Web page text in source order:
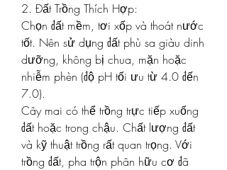
2. Đất Trồng Thích Hợp:
Chọn đất mềm, tơi xốp và thoát nước
tốt. Nên sử dụng đất phù sa giàu dinh
dưỡng, không bị chua, mặn hoặc
nhiễm phèn (độ pH tối ưu từ 4.0 đến
7.0).
Cây mai có thể trồng trực tiếp xuống
đất hoặc trong chậu. Chất lượng đất
và kỹ thuật trồng rất quan trọng. Với
trồng đất, pha trộn phân hữu cơ đã